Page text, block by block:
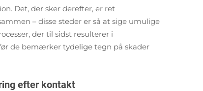
Det, der sker derefter, er ret
– disse steder er så at sige umulige
der til sidst resulterer i
de bemærker tydelige tegn på skader
efter kontakt